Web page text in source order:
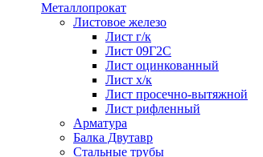
Металлопрокат
Листовое железо
Лист г/к
Лист 09Г2С
Лист оцинкованный
Лист х/к
Лист просечно-вытяжной
Лист рифленный
Арматура
Балка Двутавр
Стальные трубы